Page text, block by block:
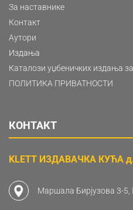
За наставнике
Контакт
Аутори
Издања
Каталози уџбеничких издања
ПОЛИТИКА ПРИВАТНОСТИ
КОНТАКТ
KLETT ИЗДАВАЧКА КУЋА
Маршала Бирјузова 3-5,